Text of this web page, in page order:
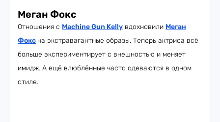
Меган Фокс
Отношения с Machine Gun Kelly вдохновили Меган
Фокс на экстравагантные образы. Теперь актриса всё
больше экспериментирует с внешностью и меняет
имидж. А ещё влюблённые часто одеваются в одном
стиле.